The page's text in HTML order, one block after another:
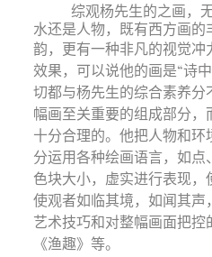
综观杨先生的之画，
水还是人物，既有西方画
韵，更有一种非凡的视觉冲
效果，可以说他的画是“诗
切都与杨先生的综合素养
幅画至关重要的组成部分
十分合理的。他把人物和
分运用各种绘画语言，如点
色块大小，虚实进行表现，
使观者如临其境，如闻其
艺术技巧和对整幅画面把控
《渔趣》等。